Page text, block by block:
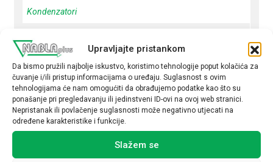
Upravljajte pristankom
Da bismo pružili najbolje iskustvo, koristimo tehnologije poput kolačića za
čuvanje i/ili pristup informacijama o uređaju. Suglasnost s ovim
tehnologijama će nam omogućiti da obrađujemo podatke kao što su
ponašanje pri pregledavanju ili jedinstveni ID-ovi na ovoj web stranici.
Nepristanak ili povlačenje suglasnosti može negativno utjecati na
određene karakteristike i funkcije.
Slažem se
Kondenzatori
440 V
Snaga
14 kVar
Promjer
64 mm